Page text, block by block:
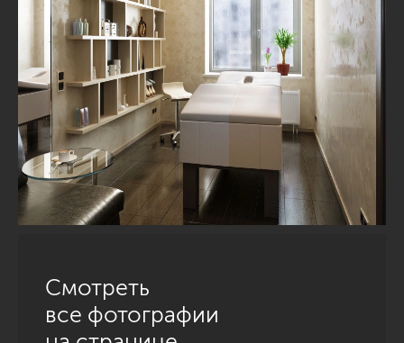
Смотреть
все фотографии